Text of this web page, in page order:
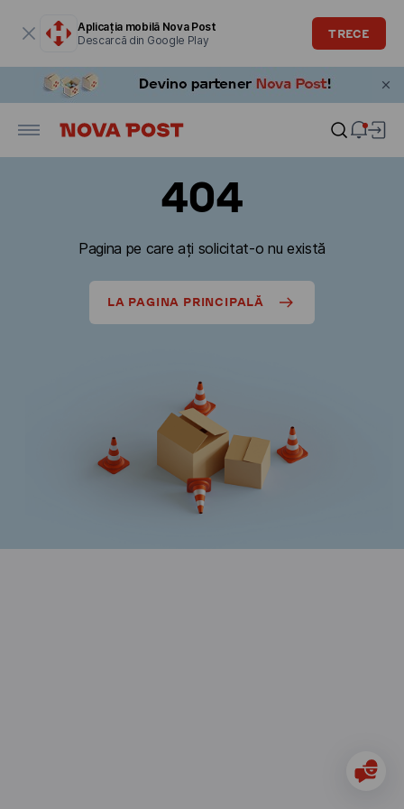
Aplicația mobilă Nova Post
Descarcă din Google Play
TRECE
404
Pagina pe care ați solicitat-o nu există
LA PAGINA PRINCIPALĂ